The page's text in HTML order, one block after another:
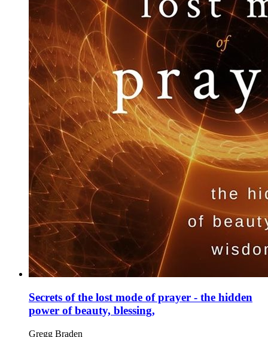
Secrets of the lost mode of prayer - the hidden
power of beauty, blessing,
Gregg Braden